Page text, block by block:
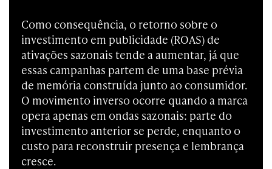
Como consequência, o retorno sobre o
investimento em publicidade (ROAS) de
ativações sazonais tende a aumentar, já que
essas campanhas partem de uma base prévia
de memória construída junto ao consumidor.
O movimento inverso ocorre quando a marca
opera apenas em ondas sazonais: parte do
investimento anterior se perde, enquanto o
custo para reconstruir presença e lembrança
cresce.